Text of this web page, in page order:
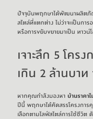
ปัจจุบันพฤกษาได้พัฒนาผลิตภั
สไตล์ที่แตกต่าง ไม่ว่าจะเป็นกา
หรือการขยับขยายมาเป็น ทาวน์
เจาะลึก 5 โคร
เกิน 2 ล้านบา
หากคุณกำลังมองหา บ้านราคา
ปีนี้ พฤกษาได้คัดสรรโครงกา
เลือกตามไลฟ์สไตล์การใช้ชีวิต